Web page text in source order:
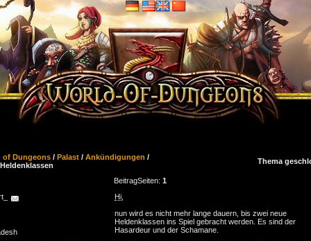
of Dungeons / Palast / Ankündigungen /
Thema
BeitragSeiten: 1
Hi
nun wird es nicht mehr lange dauern, bis zwei neue
Heldenklassen ins Spiel gebracht werden. Es sind der
Hasardeur und der Schamane.